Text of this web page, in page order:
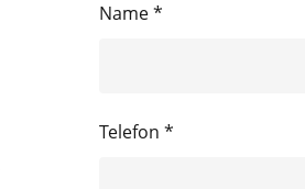
Name *
Telefon *